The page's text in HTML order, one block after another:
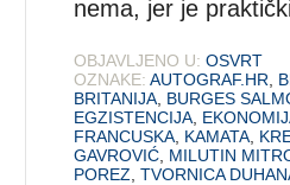
nema, jer je
OBJAVLJENO U: OSVRT
OZNAKE: AUTOGRAF.HR
BRITANIJA BURGES
EGZISTENCIJA
FRANCUSKA KAMATA
GAVROVIĆ MILUTIN
POREZ ,TVORNICA